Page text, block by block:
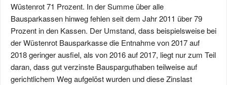
Wüstenrot 71 Prozent. In der Summe über alle
Bausparkassen hinweg fehlen seit dem Jahr 2011 über 79
Prozent in den Kassen. Der Umstand, dass beispielsweise bei
der Wüstenrot Bausparkasse die Entnahme von 2017 auf
2018 geringer ausfiel, als von 2016 auf 2017, liegt nur zum Teil
daran, dass gut verzinste Bausparguthaben teilweise auf
gerichtlichem Weg aufgelöst wurden und diese Zinslast